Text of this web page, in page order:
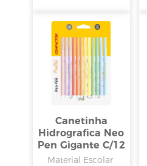
Canetinha
Hidrografica Neo
Pen Gigante C/12
Cores Pasteis
Material Escolar